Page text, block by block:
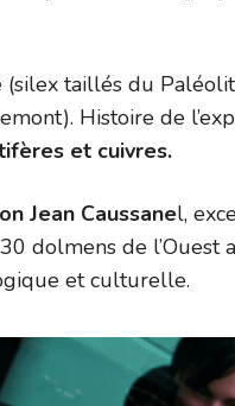
taillés du
Histoire de
et cuivres.
Jean Caussanel,
dolmens de l’Ouest
et culturelle.